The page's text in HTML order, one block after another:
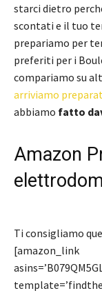
starci dietro
scontati e il tuo
prepariamo per
preferiti per i
compariamo su
arriviamo
abbiamo fatto
Amazon
Ti consigliamo
[amazon_link